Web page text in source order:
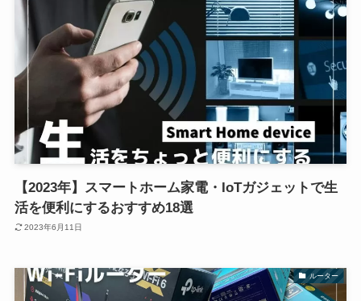
【2023年】スマートホーム家電・IoTガジェットで生
活を便利にするおすすめ18選
2023年6月11日
ルーター